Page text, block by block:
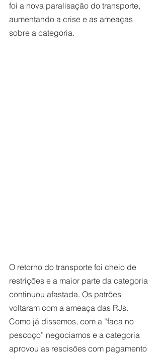
foi a nova paralisação do transporte,
aumentando a crise e as ameaças
sobre a categoria.
O retorno do transporte foi cheio de
restrições e a maior parte da categoria
continuou afastada. Os patrões
voltaram com a ameaça das RJs.
Como já dissemos, com a “faca no
pescoço” negociamos e a categoria
aprovou as rescisões com pagamento